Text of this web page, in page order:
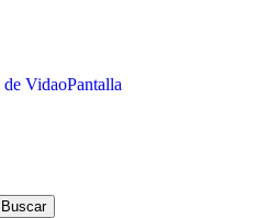
VidaoPantalla
Buscar